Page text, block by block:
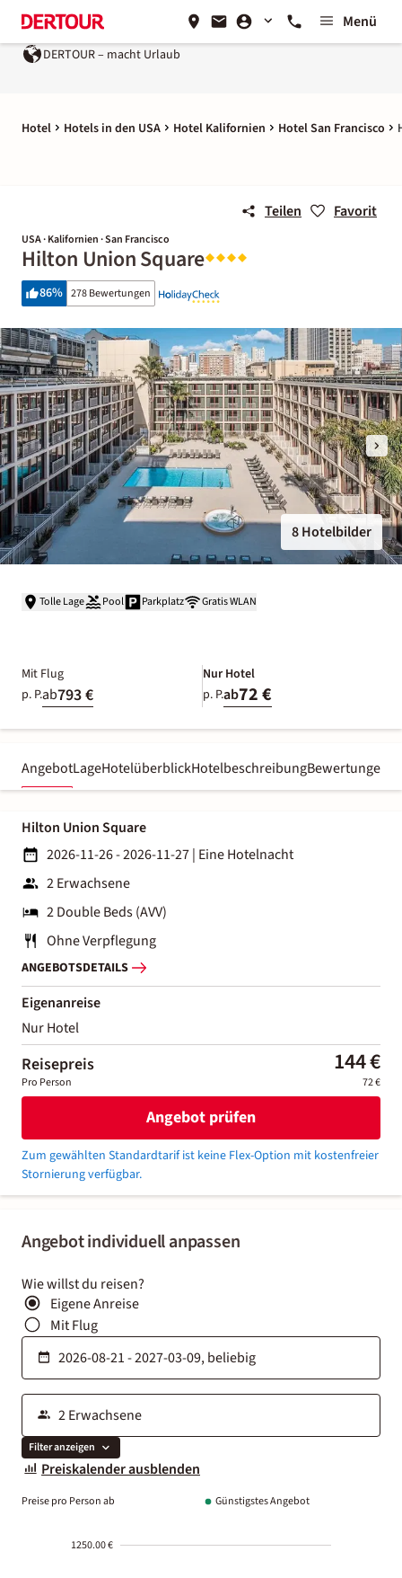
Menü
DERTOUR – macht Urlaub
Hotel Hotels in den USA Hotel Kalifornien Hotel San Francisco
Teilen Favorit
USA · Kalifornien · San Francisco
Hilton Union Square
86% 278 Bewertungen
8 Hotelbilder
Tolle Lage Pool Parkplatz Gratis WLAN
Mit Flug
p. P.ab793 €
Nur Hotel
p. P.ab72 €
AngebotLageHotelüberblickHotelbeschreibungBewertungen
Angebot individuell anpassen
Wie willst du reisen?
Eigene Anreise
Mit Flug
Filter anzeigen
Preiskalender ausblenden
Preise pro Person ab Günstigstes Angebot
1250.00 €
Hilton Union Square
2026-11-26 - 2026-11-27| Eine Hotelnacht
2 Erwachsene
2 Double Beds (AVV)
Ohne Verpflegung
ANGEBOTSDETAILS
Eigenanreise
Nur Hotel
Reisepreis 144 €
Pro Person 72 €
Angebot prüfen
Zum gewählten Standardtarif ist keine Flex-Option mit kostenfreier
Stornierung verfügbar.